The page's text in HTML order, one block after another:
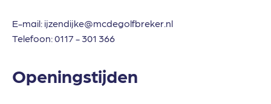
E-mail:ijzendijke@mcdegolfbreker.nl
Telefoon:0117 - 301 366
Openingstijden